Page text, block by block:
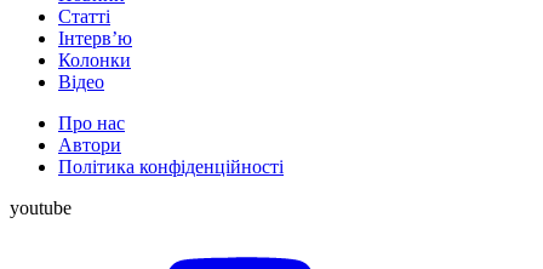
Статті
Інтерв’ю
Колонки
Відео
Про нас
Автори
Політика конфіденційності
youtube